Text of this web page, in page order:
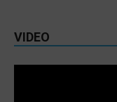
VIDEO